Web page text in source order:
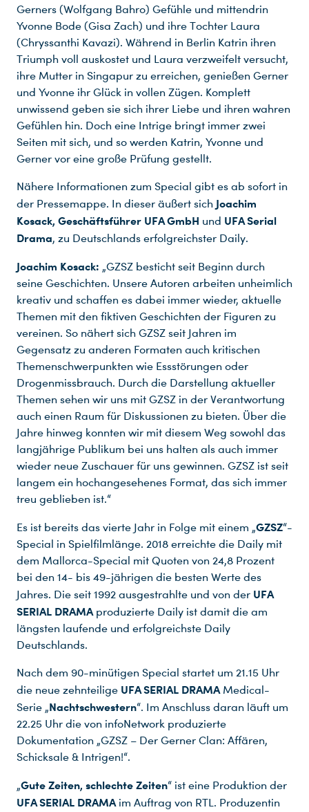
Gerners (Wolfgang Bahro) Gefühle und mittendrin
Yvonne Bode (Gisa Zach) und ihre Tochter Laura
(Chryssanthi Kavazi). Während in Berlin Katrin ihren
Triumph voll auskostet und Laura verzweifelt versucht,
ihre Mutter in Singapur zu erreichen, genießen Gerner
und Yvonne ihr Glück in vollen Zügen. Komplett
unwissend geben sie sich ihrer Liebe und ihren wahren
Gefühlen hin. Doch eine Intrige bringt immer zwei
Seiten mit sich, und so werden Katrin, Yvonne und
Gerner vor eine große Prüfung gestellt.
Nähere Informationen zum Special gibt es ab sofort in
der Pressemappe. In dieser äußert sich Joachim
Kosack, Geschäftsführer UFA GmbH und UFA Serial
Drama, zu Deutschlands erfolgreichster Daily.
Joachim Kosack: „GZSZ besticht seit Beginn durch
seine Geschichten. Unsere Autoren arbeiten unheimlich
kreativ und schaffen es dabei immer wieder, aktuelle
Themen mit den fiktiven Geschichten der Figuren zu
vereinen. So nähert sich GZSZ seit Jahren im
Gegensatz zu anderen Formaten auch kritischen
Themenschwerpunkten wie Essstörungen oder
Drogenmissbrauch. Durch die Darstellung aktueller
Themen sehen wir uns mit GZSZ in der Verantwortung
auch einen Raum für Diskussionen zu bieten. Über die
Jahre hinweg konnten wir mit diesem Weg sowohl das
langjährige Publikum bei uns halten als auch immer
wieder neue Zuschauer für uns gewinnen. GZSZ ist seit
langem ein hochangesehenes Format, das sich immer
treu geblieben ist.“
Es ist bereits das vierte Jahr in Folge mit einem „GZSZ“-
Special in Spielfilmlänge. 2018 erreichte die Daily mit
dem Mallorca-Special mit Quoten von 24,8 Prozent
bei den 14- bis 49-jährigen die besten Werte des
Jahres. Die seit 1992 ausgestrahlte und von der UFA
SERIAL DRAMAproduzierte Daily ist damit die am
längsten laufende und erfolgreichste Daily
Deutschlands.
Nach dem 90-minütigen Special startet um 21.15 Uhr
die neue zehnteilige UFA SERIAL DRAMAMedical-
Serie „Nachtschwestern“. Im Anschluss daran läuft um
22.25 Uhr die von infoNetwork produzierte
Dokumentation „GZSZ – Der Gerner Clan: Affären,
Schicksale & Intrigen!“.
„Gute Zeiten, schlechte Zeiten“ ist eine Produktion der
UFA SERIAL DRAMAim Auftrag von RTL. Produzentin